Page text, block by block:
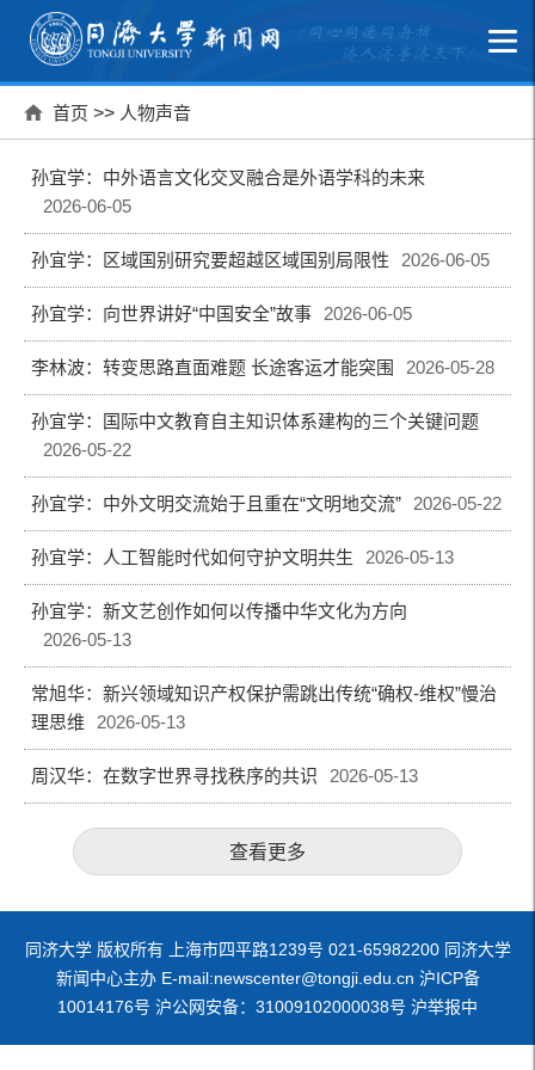
首页 >> 人物声音
孙宜学：中外语言文化交叉融合是外语学科的未来
2026-06-05
孙宜学：区域国别研究要超越区域国别局限性 2026-06-05
孙宜学：向世界讲好“中国安全”故事 2026-06-05
李林波：转变思路直面难题 长途客运才能突围 2026-05-28
孙宜学：国际中文教育自主知识体系建构的三个关键问题
2026-05-22
孙宜学：中外文明交流始于且重在“文明地交流” 2026-05-22
孙宜学：人工智能时代如何守护文明共生 2026-05-13
孙宜学：新文艺创作如何以传播中华文化为方向
2026-05-13
常旭华：新兴领域知识产权保护需跳出传统“确权-维权”慢治
理思维
2026-05-13
周汉华：在数字世界寻找秩序的共识 2026-05-13
查看更多
同济大学 版权所有 上海市四平路1239号 021-65982200 同济大学
新闻中心主办 E-mail:newscenter@tongji.edu.cn 沪ICP备
10014176号 沪公网安备：31009102000038号 沪举报中